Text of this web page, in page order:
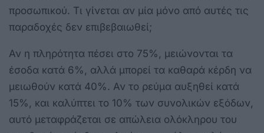
προσωπικού. Τι γίνεται αν μία μόνο από αυτές τις
παραδοχές δεν επιβεβαιωθεί;
Αν η πληρότητα πέσει στο 75%, μειώνονται τα
έσοδα κατά 6%, αλλά μπορεί τα καθαρά κέρδη να
μειωθούν κατά 40%. Αν το ρεύμα αυξηθεί κατά
15%, και καλύπτει το 10% των συνολικών εξόδων,
αυτό μεταφράζεται σε απώλεια ολόκληρου του